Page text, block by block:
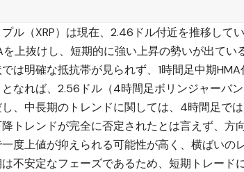
ル（XRP） は現在、2.46ドル付近を推移して
を上抜けし、短期的に強い上昇の勢いが出ている
は明確な抵抗帯が見られず、1時間足中期
なれば、2.56ドル（4時間足ボリンジャーバ
、中長期のトレンドに関しては、4時間足で
トレンドが完全に否定されたとは言えず、
度上値が抑えられる可能性が高く、横ばいの
不安定なフェーズであるため、短期トレード